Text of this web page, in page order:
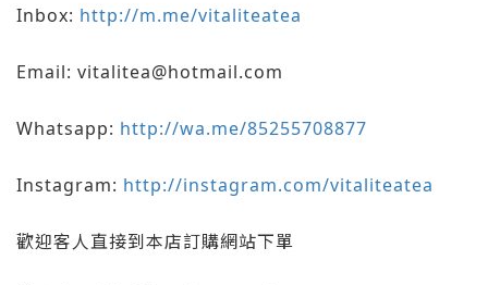
Inbox: http://m.me/vitaliteatea
Email: vitalitea@hotmail.com
Whatsapp: http://wa.me/85255708877
Instagram: http://instagram.com/vitaliteatea
歡迎客人直接到本店訂購網站下單